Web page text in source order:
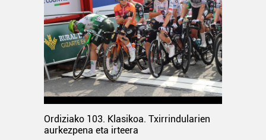
Ordiziako 103. Klasikoa. Txirrindularien
aurkezpena eta irteera